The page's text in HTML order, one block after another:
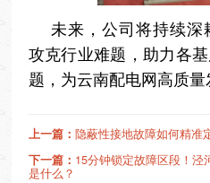
未来，公司将持续深
攻克行业难题，助力各
题，为云南配电网高质量
上一篇： 隐蔽性接地故障如何精准
下一篇： 15分钟锁定故障区段！泾
是什么？